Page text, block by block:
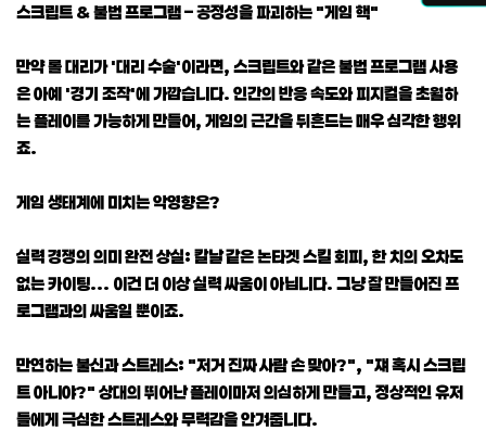
스크립트 & 불법 프로그램 – 공정성을 파괴하는 "게임 핵"
만약 롤 대리가 '대리 수술'이라면, 스크립트와 같은 불법 프로그램 사용
은 아예 '경기 조작'에 가깝습니다. 인간의 반응 속도와 피지컬을 초월하
는 플레이를 가능하게 만들어, 게임의 근간을 뒤흔드는 매우 심각한 행위
죠.
게임 생태계에 미치는 악영향은?
실력 경쟁의 의미 완전 상실: 칼날 같은 논타겟 스킬 회피, 한 치의 오차도
없는 카이팅... 이건 더 이상 실력 싸움이 아닙니다. 그냥 잘 만들어진 프
로그램과의 싸움일 뿐이죠.
만연하는 불신과 스트레스: "저거 진짜 사람 손 맞아?", "쟤 혹시 스크립
트 아니야?" 상대의 뛰어난 플레이마저 의심하게 만들고, 정상적인 유저
들에게 극심한 스트레스와 무력감을 안겨줍니다.